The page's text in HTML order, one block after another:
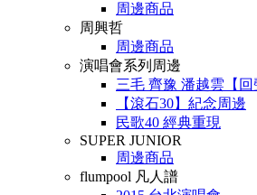
周邊商品
周興哲
周邊商品
演唱會系列周邊
三毛 齊豫 潘越雲【
【滾石30】紀念周邊
民歌40 經典重現
SUPER JUNIOR
周邊商品
flumpool 凡人譜